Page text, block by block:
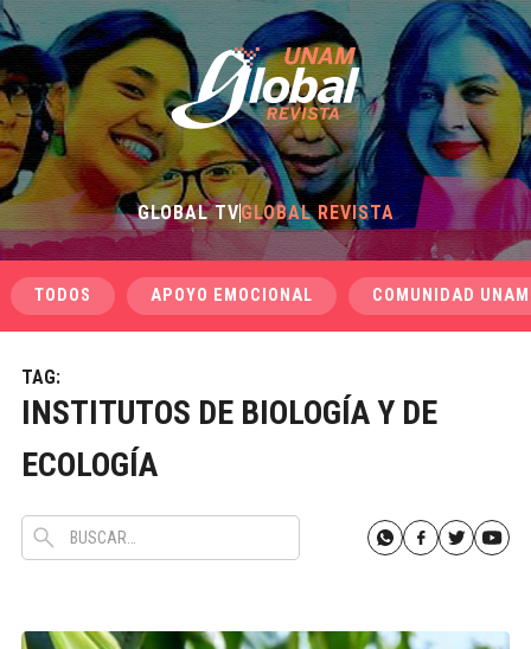
GLOBAL TVGLOBAL REVISTA
TODOS APOYO EMOCIONAL COMUNIDAD UNAM
TAG:
INSTITUTOS DE BIOLOGÍA Y DE
ECOLOGÍA